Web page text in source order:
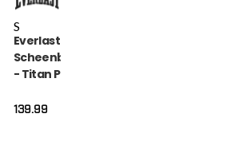
S
Everlast
Scheenbeschermer
- Titan Pro Instep -
139.99